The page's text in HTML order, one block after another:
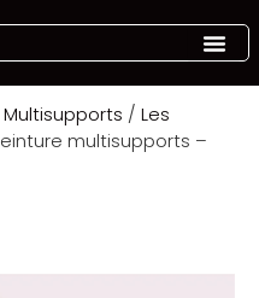
Multisupports / Les
multisupports –